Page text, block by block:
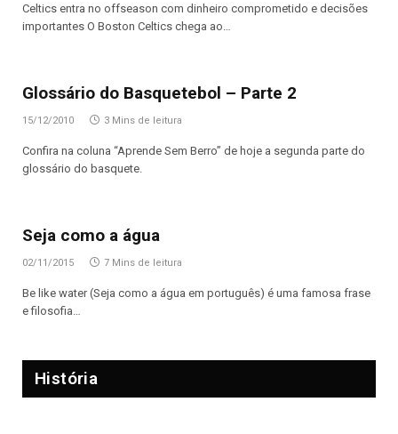
Celtics entra no offseason com dinheiro comprometido e decisões
importantes O Boston Celtics chega ao…
Glossário do Basquetebol – Parte 2
15/12/2010 3 Mins de leitura
Confira na coluna “Aprende Sem Berro” de hoje a segunda parte do
glossário do basquete.
Seja como a água
02/11/2015 7 Mins de leitura
Be like water (Seja como a água em português) é uma famosa frase
e filosofia…
História